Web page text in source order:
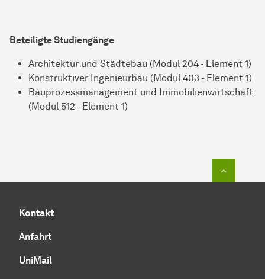
Beteiligte Studiengänge
Architektur und Städtebau (Modul 204 - Element 1)
Konstruktiver Ingenieurbau (Modul 403 - Element 1)
Bauprozessmanagement und Immobilienwirtschaft
(Modul 512 - Element 1)
Kontakt
Anfahrt
UniMail